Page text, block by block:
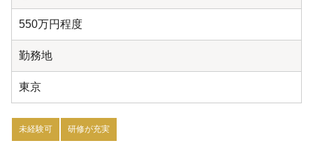
550万円程度
勤務地
東京
未経験可 研修が充実